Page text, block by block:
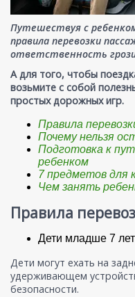
Путешествуя с
правила перевозки
ответственность
А для того, чтобы
возьмите с собой
простых дорожных игр.
Правила
Почему нельзя
Подготовка к
ребенком
7 предметов для
Чем занять
Правила
Дети младше 7 лет
Дети могут ехать на
удерживающем
безопасности.